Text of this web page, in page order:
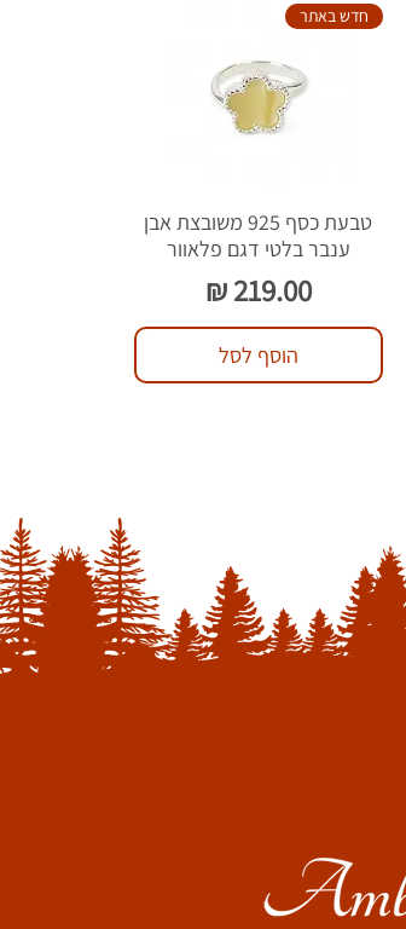
חדש באתר
טבעת כסף 925 משובצת אבן
ענבר בלטי דגם פלאוור
מחיר‏219.00 ‏₪
הוסף לסל